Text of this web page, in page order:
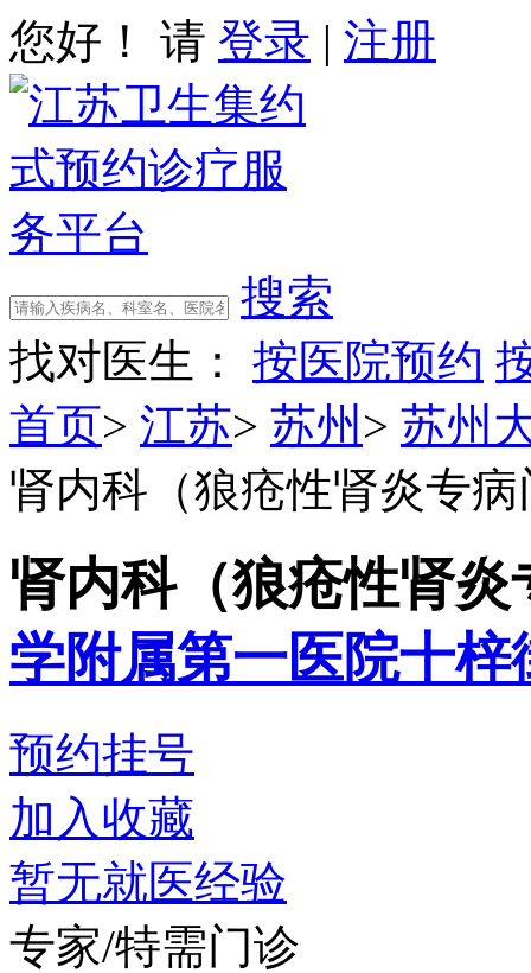
您好！ 请 登录 | 注册
搜索
找对医生：
按医院预约
首页> 江苏> 苏州 > 苏州
肾内科（狼疮性肾炎专病
肾内科（狼疮性肾炎
学附属第一医院十梓
预约挂号
加入收藏
暂无就医经验
专家/特需门诊